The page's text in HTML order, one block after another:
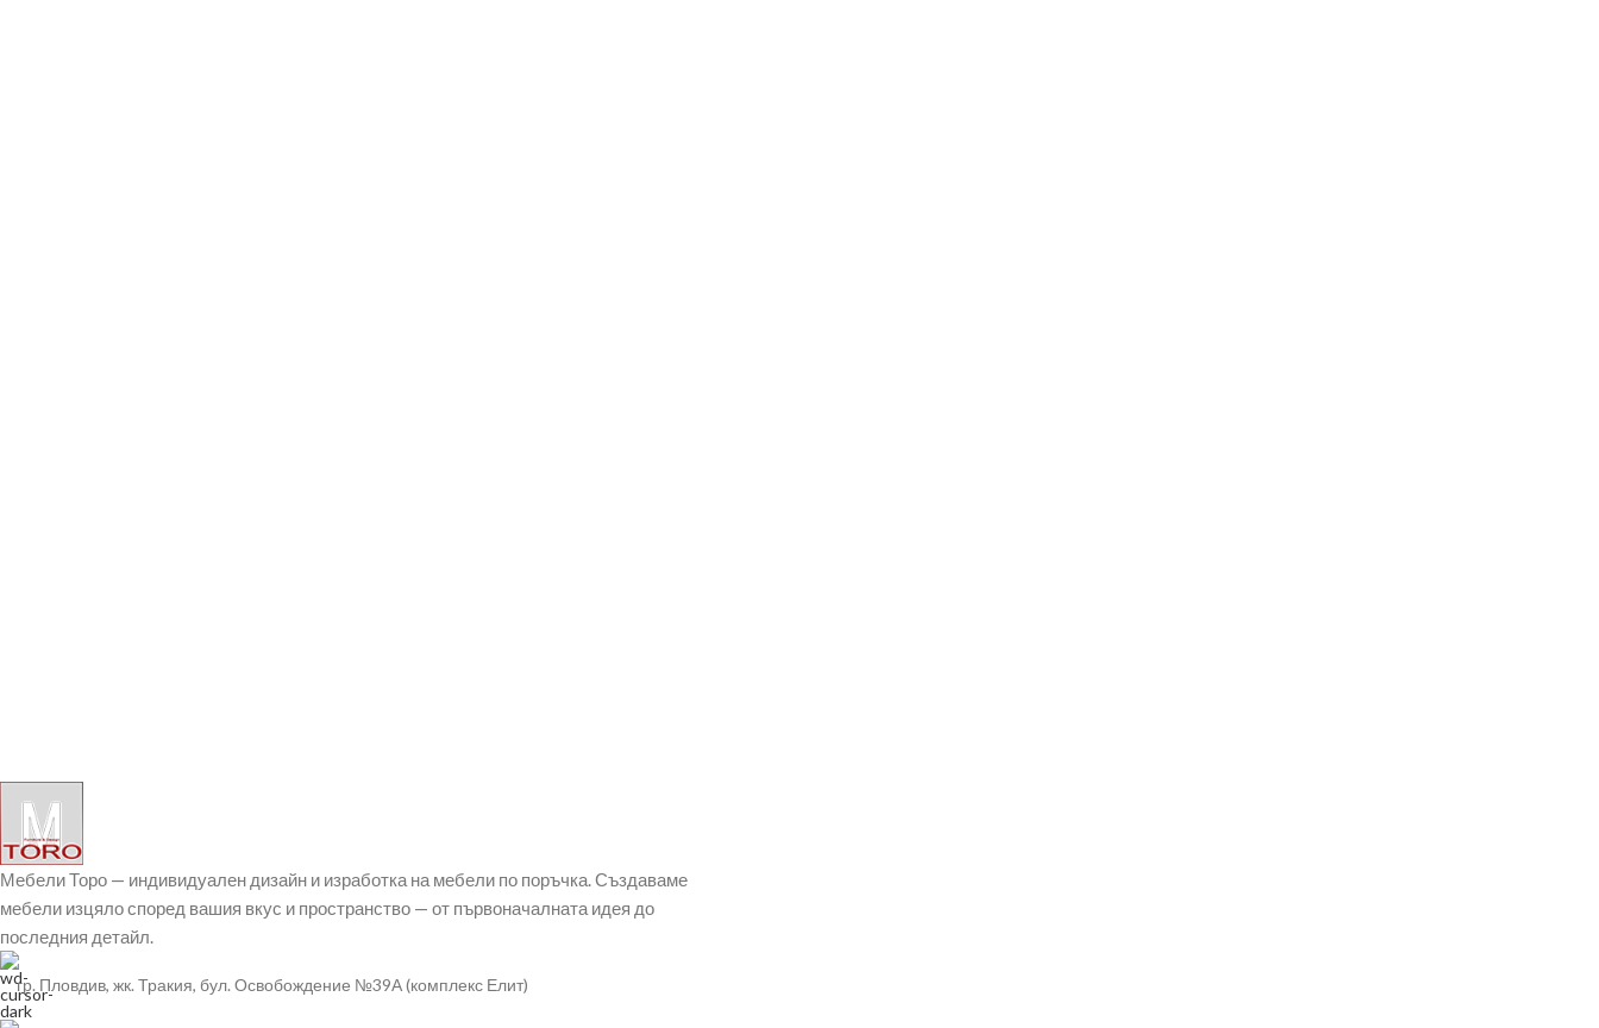
Мебели Торо — индивидуален дизайн и изработка на мебели по поръчка. Създаваме
мебели изцяло според вашия вкус и пространство — от първоначалната идея до
последния детайл.
гр. Пловдив, жк. Тракия, бул. Освобождение №39А (комплекс Елит)